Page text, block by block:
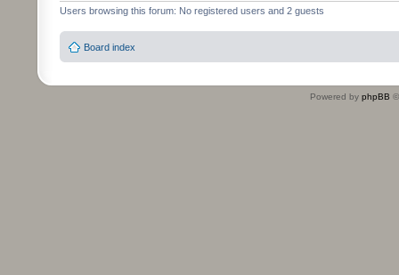
Users browsing this forum: No registered users and 2 guests
Board index
Powered by phpBB